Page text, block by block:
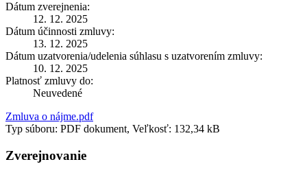
Dátum zverejnenia:
12. 12. 2025
Dátum účinnosti zmluvy:
13. 12. 2025
Dátum uzatvorenia/udelenia súhlasu s uzatvorením zmluvy:
10. 12. 2025
Platnosť zmluvy do:
Neuvedené
Zmluva o nájme.pdf
Typ súboru: PDF dokument, Veľkosť: 132,34 kB
Zverejnovanie